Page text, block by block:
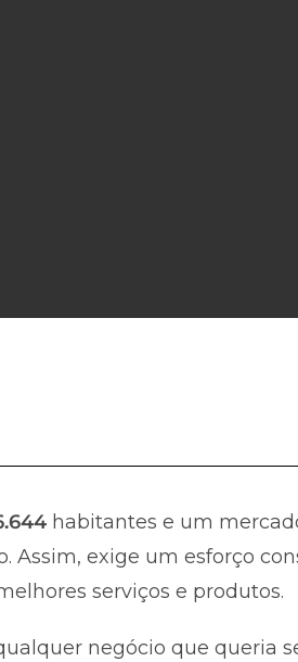
habitantes e um
Assim, exige um esforço
serviços e produtos.
negócio que queria